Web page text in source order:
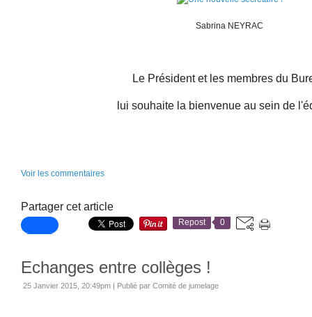
Sabrina NEYRAC
Le Président et les membres du
lui souhaite la bienvenue au sein de
Voir les commentaires
Partager cet article
Repost 0
Echanges entre collèges !
25 Janvier 2015, 20:49pm | Publié par Comité de jumelage